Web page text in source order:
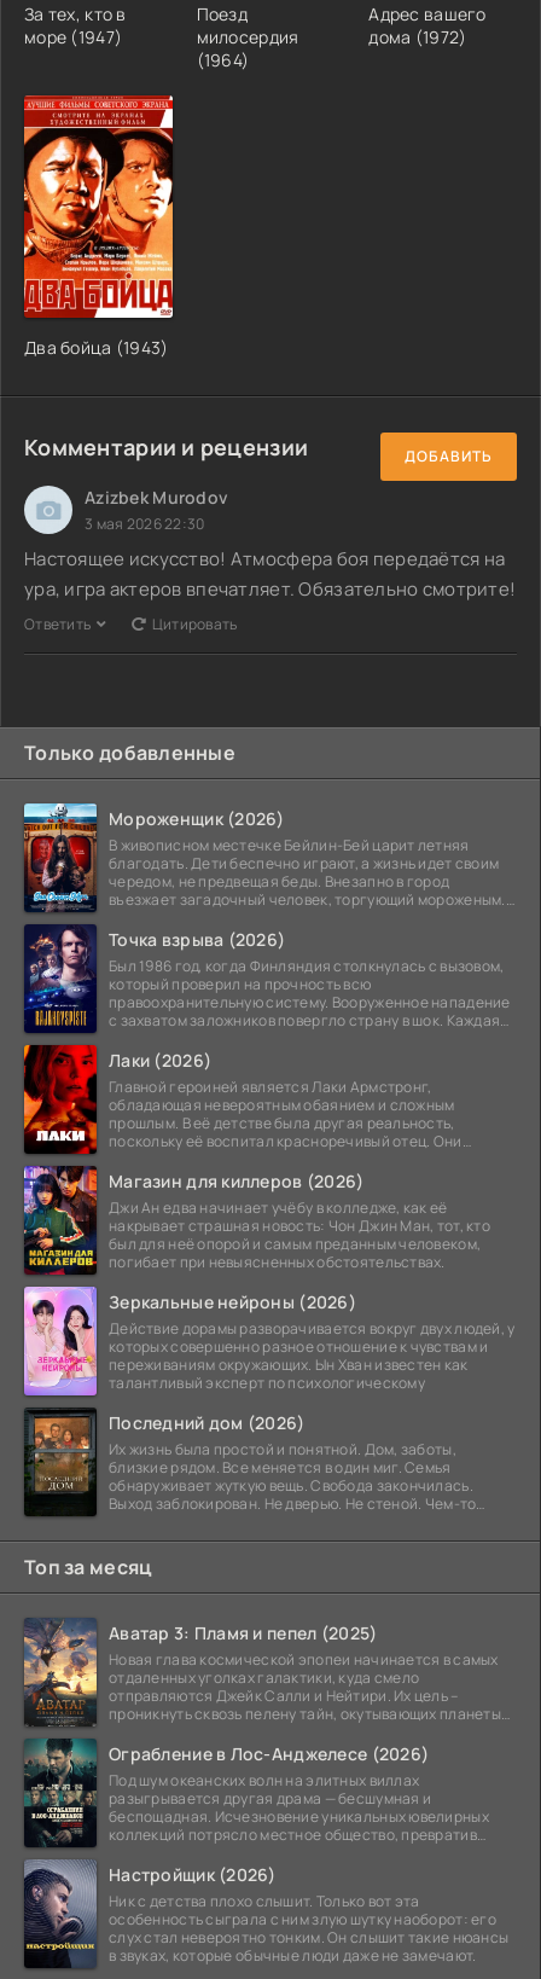
За тех, кто в
море (1947)
Поезд
милосердия
(1964)
Адрес вашего
дома (1972)
Два бойца (1943)
Комментарии и рецензии ДОБАВИТЬ
Azizbek Murodov
3 мая 2026 22:30
Настоящее искусство! Атмосфера боя передаётся на
ура, игра актеров впечатляет. Обязательно смотрите!
Ответить Цитировать
Только добавленные
Мороженщик (2026)
В живописном местечке Бейлин-Бей царит летняя
благодать. Дети беспечно играют, а жизнь идет своим
чередом, не предвещая беды. Внезапно в город
въезжает загадочный человек, торгующий мороженым.
Точка взрыва (2026)
Был 1986 год, когда Финляндия столкнулась с вызовом,
который проверил на прочность всю
правоохранительную систему. Вооруженное нападение
с захватом заложников повергло страну в шок. Каждая
Лаки (2026)
Главной героиней является Лаки Армстронг,
обладающая невероятным обаянием и сложным
прошлым. В её детстве была другая реальность,
поскольку её воспитал красноречивый отец. Они
Магазин для киллеров (2026)
Джи Ан едва начинает учёбу в колледже, как её
накрывает страшная новость: Чон Джин Ман, тот, кто
был для неё опорой и самым преданным человеком,
погибает при невыясненных обстоятельствах.
Зеркальные нейроны (2026)
Действие дорамы разворачивается вокруг двух людей, у
которых совершенно разное отношение к чувствам и
переживаниям окружающих. Ын Хван известен как
талантливый эксперт по психологическому
Последний дом (2026)
Их жизнь была простой и понятной. Дом, заботы,
близкие рядом. Все меняется в один миг. Семья
обнаруживает жуткую вещь. Свобода закончилась.
Выход заблокирован. Не дверью. Не стеной. Чем-то
Топ за месяц
Аватар 3: Пламя и пепел (2025)
Новая глава космической эпопеи начинается в самых
отдаленных уголках галактики, куда смело
отправляются Джейк Салли и Нейтири. Их цель –
проникнуть сквозь пелену тайн, окутывающих планеты
Ограбление в Лос-Анджелесе (2026)
Под шум океанских волн на элитных виллах
разыгрывается другая драма — бесшумная и
беспощадная. Исчезновение уникальных ювелирных
коллекций потрясло местное общество, превратив
Настройщик (2026)
Ник с детства плохо слышит. Только вот эта
особенность сыграла с ним злую шутку наоборот: его
слух стал невероятно тонким. Он слышит такие нюансы
в звуках, которые обычные люди даже не замечают.